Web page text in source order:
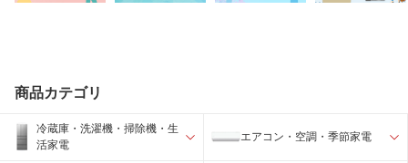
商品カテゴリ
冷蔵庫・洗濯機・掃除機・生
活家電
エアコン・空調・季節家電